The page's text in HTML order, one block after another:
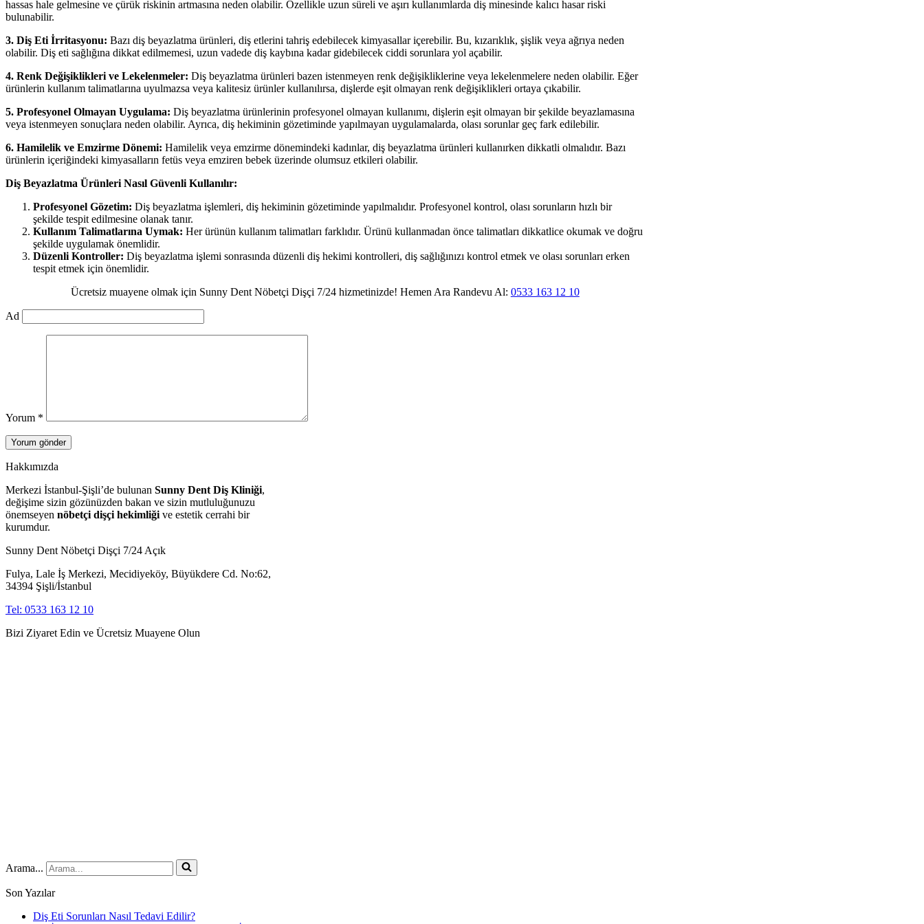
hassas hale gelmesine ve çürük riskinin artmasına neden olabilir. Özellikle uzun süreli ve aşırı kullanımlarda diş minesinde kalıcı hasar riski
bulunabilir.
3. Diş Eti İrritasyonu: Bazı diş beyazlatma ürünleri, diş etlerini tahriş edebilecek kimyasallar içerebilir. Bu, kızarıklık, şişlik veya ağrıya neden
olabilir. Diş eti sağlığına dikkat edilmemesi, uzun vadede diş kaybına kadar gidebilecek ciddi sorunlara yol açabilir.
4. Renk Değişiklikleri ve Lekelenmeler: Diş beyazlatma ürünleri bazen istenmeyen renk değişikliklerine veya lekelenmelere neden olabilir. Eğer
ürünlerin kullanım talimatlarına uyulmazsa veya kalitesiz ürünler kullanılırsa, dişlerde eşit olmayan renk değişiklikleri ortaya çıkabilir.
5. Profesyonel Olmayan Uygulama: Diş beyazlatma ürünlerinin profesyonel olmayan kullanımı, dişlerin eşit olmayan bir şekilde beyazlamasına
veya istenmeyen sonuçlara neden olabilir. Ayrıca, diş hekiminin gözetiminde yapılmayan uygulamalarda, olası sorunlar geç fark edilebilir.
6. Hamilelik ve Emzirme Dönemi: Hamilelik veya emzirme dönemindeki kadınlar, diş beyazlatma ürünleri kullanırken dikkatli olmalıdır. Bazı
ürünlerin içeriğindeki kimyasalların fetüs veya emziren bebek üzerinde olumsuz etkileri olabilir.
Diş Beyazlatma Ürünleri Nasıl Güvenli Kullanılır:
Profesyonel Gözetim: Diş beyazlatma işlemleri, diş hekiminin gözetiminde yapılmalıdır. Profesyonel kontrol, olası sorunların hızlı bir
şekilde tespit edilmesine olanak tanır.
Kullanım Talimatlarına Uymak: Her ürünün kullanım talimatları farklıdır. Ürünü kullanmadan önce talimatları dikkatlice okumak ve doğru
şekilde uygulamak önemlidir.
Düzenli Kontroller: Diş beyazlatma işlemi sonrasında düzenli diş hekimi kontrolleri, diş sağlığınızı kontrol etmek ve olası sorunları erken
tespit etmek için önemlidir.
Ücretsiz muayene olmak için Sunny Dent Nöbetçi Dişçi 7/24 hizmetinizde! Hemen Ara Randevu Al: 0533 163 12 10
Ad
Yorum *
Hakkımızda
Merkezi İstanbul-Şişli’de bulunan Sunny Dent Diş Kliniği,
değişime sizin gözünüzden bakan ve sizin mutluluğunuzu
önemseyen nöbetçi dişçi hekimliği ve estetik cerrahi bir
kurumdur.
Sunny Dent Nöbetçi Dişçi 7/24 Açık
Fulya, Lale İş Merkezi, Mecidiyeköy, Büyükdere Cd. No:62,
34394 Şişli/İstanbul
Tel: 0533 163 12 10
Bizi Ziyaret Edin ve Ücretsiz Muayene Olun
Arama...
Son Yazılar
Diş Eti Sorunları Nasıl Tedavi Edilir?